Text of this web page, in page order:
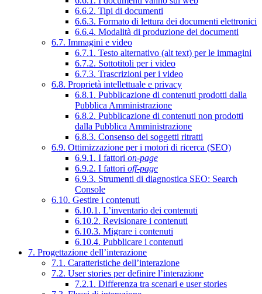
6.6.2. Tipi di documenti
6.6.3. Formato di lettura dei documenti elettronici
6.6.4. Modalità di produzione dei documenti
6.7. Immagini e video
6.7.1. Testo alternativo (alt text) per le immagini
6.7.2. Sottotitoli per i video
6.7.3. Trascrizioni per i video
6.8. Proprietà intellettuale e privacy
6.8.1. Pubblicazione di contenuti prodotti dalla
Pubblica Amministrazione
6.8.2. Pubblicazione di contenuti non prodotti
dalla Pubblica Amministrazione
6.8.3. Consenso dei soggetti ritratti
6.9. Ottimizzazione per i motori di ricerca (SEO)
6.9.1. I fattori on-page
6.9.2. I fattori off-page
6.9.3. Strumenti di diagnostica SEO: Search
Console
6.10. Gestire i contenuti
6.10.1. L’inventario dei contenuti
6.10.2. Revisionare i contenuti
6.10.3. Migrare i contenuti
6.10.4. Pubblicare i contenuti
7. Progettazione dell’interazione
7.1. Caratteristiche dell’interazione
7.2. User stories per definire l’interazione
7.2.1. Differenza tra scenari e user stories